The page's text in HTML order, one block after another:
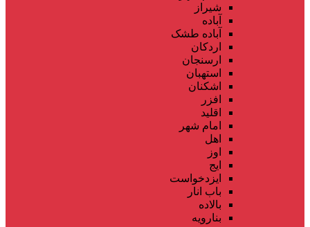
شیراز
آباده
آباده طشک
اردکان
ارسنجان
استهبان
اشکنان
افزر
اقلید
امام شهر
اهل
اوز
ایج
ایزدخواست
باب انار
بالاده
بنارویه